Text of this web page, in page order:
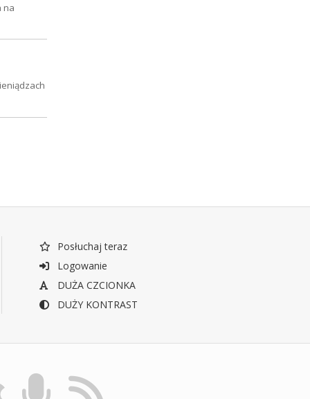
na
Posłuchaj teraz
Logowanie
DUŻA CZCIONKA
DUŻY KONTRAST